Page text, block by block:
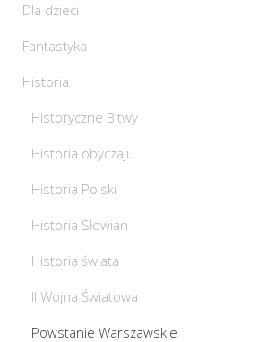
Dla dzieci
Fantastyka
Historia
Historyczne Bitwy
Historia obyczaju
Historia Polski
Historia Słowian
Historia świata
II Wojna Światowa
Powstanie Warszawskie